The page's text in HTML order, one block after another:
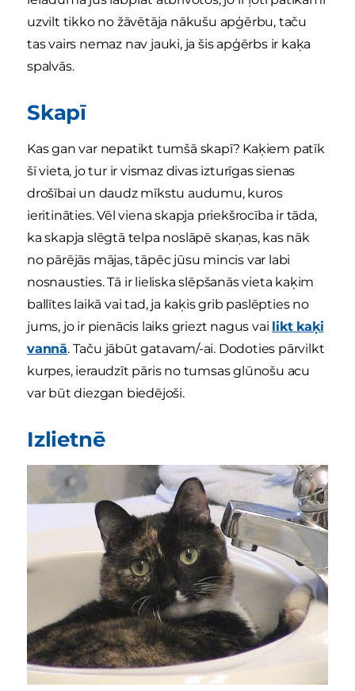
uzvilt tikko no žāvētāja nākušu apģērbu, taču
tas vairs nemaz nav jauki, ja šis apģērbs ir kaķa
spalvās.
Skapī
Kas gan var nepatikt tumšā skapī? Kaķiem patīk
šī vieta, jo tur ir vismaz divas izturīgas sienas
drošībai un daudz mīkstu audumu, kuros
ieritināties. Vēl viena skapja priekšrocība ir tāda,
ka skapja slēgtā telpa noslāpē skaņas, kas nāk
no pārējās mājas, tāpēc jūsu mincis var labi
nosnausties. Tā ir lieliska slēpšanās vieta kaķim
ballītes laikā vai tad, ja kaķis grib paslēpties no
jums, jo ir pienācis laiks griezt nagus vai likt kaķi
vannā. Taču jābūt gatavam/-ai. Dodoties pārvilkt
kurpes, ieraudzīt pāris no tumsas glūnošu acu
var būt diezgan biedējoši.
Izlietnē